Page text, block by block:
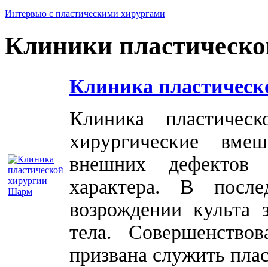
Интервью с пластическими хирургами
Клиники
Клиника
Клиника
хирургические
внешних дефектов
характера. В
возрождении культа
тела.
призвана служить